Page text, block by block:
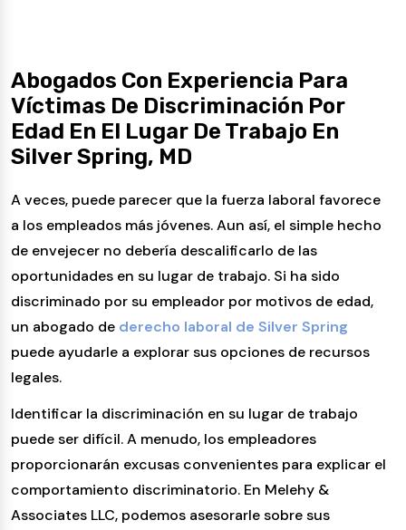
Abogados Con Experiencia Para
Víctimas De Discriminación Por
Edad En El Lugar De Trabajo En
Silver Spring, MD
A veces, puede parecer que la fuerza laboral favorece
a los empleados más jóvenes. Aun así, el simple hecho
de envejecer no debería descalificarlo de las
oportunidades en su lugar de trabajo. Si ha sido
discriminado por su empleador por motivos de edad,
un abogado de derecho laboral de Silver Spring
puede ayudarle a explorar sus opciones de recursos
legales.
Identificar la discriminación en su lugar de trabajo
puede ser difícil. A menudo, los empleadores
proporcionarán excusas convenientes para explicar el
comportamiento discriminatorio. En Melehy &
Associates LLC, podemos asesorarle sobre sus